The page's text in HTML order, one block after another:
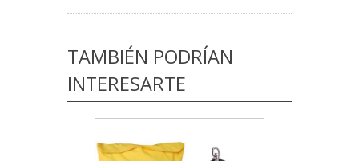
TAMBIÉN PODRÍAN
INTERESARTE